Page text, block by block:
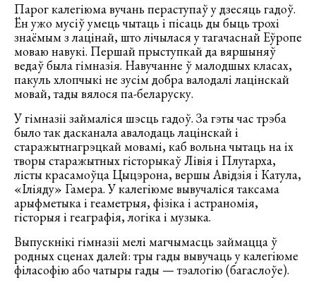
Парог калегіюма вучань пераступаў у дзесяць гадоў.
Ён ужо мусіў умець чытаць і пісаць ды быць трохі
знаёмым з лацінай, што лічылася у тагачаснай Еўропе
моваю навукі. Першай прыступкай да вяршыняў
ведаў была гімназія. Навучанне ў малодшых класах,
пакуль хлопчыкі не зусім добра валодалі лацінскай
мовай, тады вялося па-беларуску.
У гімназіі займаліся шэсць гадоў. За гэты час трэба
было так дасканала авалодаць лацінскай і
старажытнагрэцкай мовамі, каб вольна чытаць на іх
творы старажытных гісторыкаў Лівія і Плутарха,
лісты красамоўца Цыцэрона, вершы Авідзія і Катула,
«Іліяду» Гамера. У калегіюме вывучаліся таксама
арыфметыка і геаметрыя, фізіка і астраномія,
гісторыя і геаграфія, логіка і музыка.
Выпускнікі гімназіі мелі магчымасць займацца ў
родных сценах далей: тры гады вывучаць у калегіюме
філасофію або чатыры гады — тэалогію (багаслоўе).